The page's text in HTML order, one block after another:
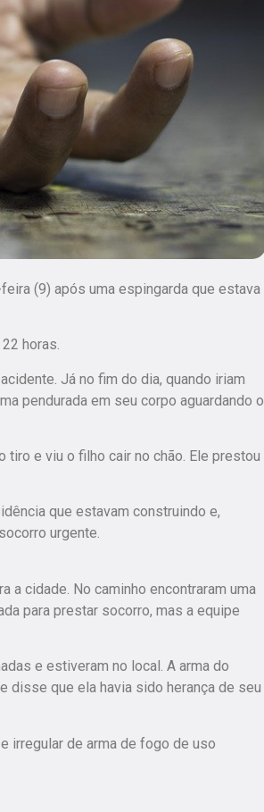
(9) após uma espingarda que estava
horas.
Já no fim do dia, quando iriam
pendurada em seu corpo aguardando o
tiro e viu o filho cair no chão. Ele prestou
que estavam construindo e,
urgente.
a cidade. No caminho encontraram uma
para prestar socorro, mas a equipe
e estiveram no local. A arma do
disse que ela havia sido herança de seu
irregular de arma de fogo de uso